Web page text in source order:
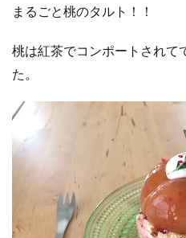
まるごと桃のタルト！！
桃は紅茶でコンポートされて
た。